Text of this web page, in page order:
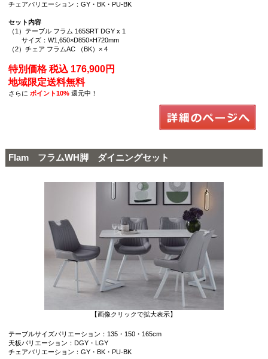
チェアバリエーション：GY・BK・PU-BK
セット内容
（1）テーブル フラム 165SRT DGY x 1
サイズ：W1,650×D850×H720mm
（2）チェア フラムAC （BK）× 4
特別価格 税込 176,900円
地域限定送料無料
さらに ポイント10%還元中！
Flam フラムWH脚 ダイニングセット
【画像クリックで拡大表示】
テーブルサイズバリエーション：135・150・165cm
天板バリエーション：DGY・LGY
チェアバリエーション：GY・BK・PU-BK